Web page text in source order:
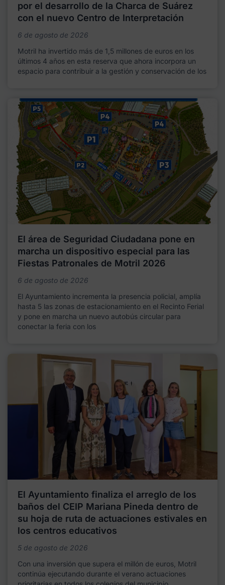
por el desarrollo de la Charca de Suárez
con el nuevo Centro de Interpretación
6 de agosto de 2026
Motril ha invertido más de 1,5 millones de euros en los
últimos 4 años en esta reserva que ahora incorpora un
espacio para contribuir a la gestión y conservación de los
El área de Seguridad Ciudadana pone en
marcha un dispositivo especial para las
Fiestas Patronales de Motril 2026
6 de agosto de 2026
El Ayuntamiento incrementa la presencia policial, amplía
hasta 5 las zonas de estacionamiento en el Recinto Ferial
y pone en marcha un nuevo autobús circular para
conectar la feria con los
El Ayuntamiento finaliza el arreglo de los
baños del CEIP Mariana Pineda dentro de
su hoja de ruta de actuaciones estivales en
los centros educativos
5 de agosto de 2026
Con una inversión que supera el millón de euros, Motril
continúa ejecutando durante el verano actuaciones